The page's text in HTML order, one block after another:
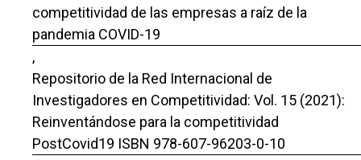
competitividad de las empresas a raíz de la
pandemia COVID-19
,
Repositorio de la Red Internacional de
Investigadores en Competitividad: Vol. 15 (2021):
Reinventándose para la competitividad
PostCovid19 ISBN 978-607-96203-0-10